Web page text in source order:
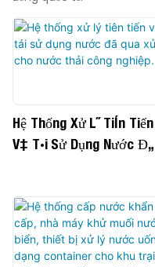
Hệ Thống Xử Lý Tiên Tiến
Và Tái Sử Dụng Nước Đã